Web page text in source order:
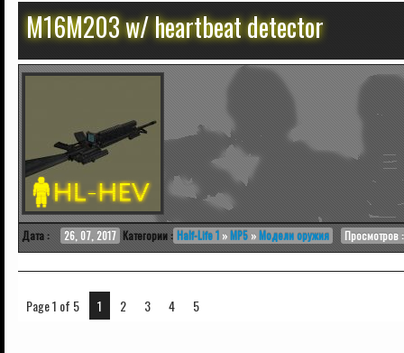
M16M203 w/ heartbeat detector
Дата : 26, 07, 2017 Категории : Half-Life 1 »MP5 »Модели оружия Просмотров
Page 1 of 5 1 2 3 4 5